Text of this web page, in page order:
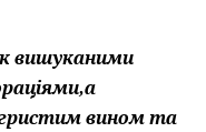
вишуканими
вином та